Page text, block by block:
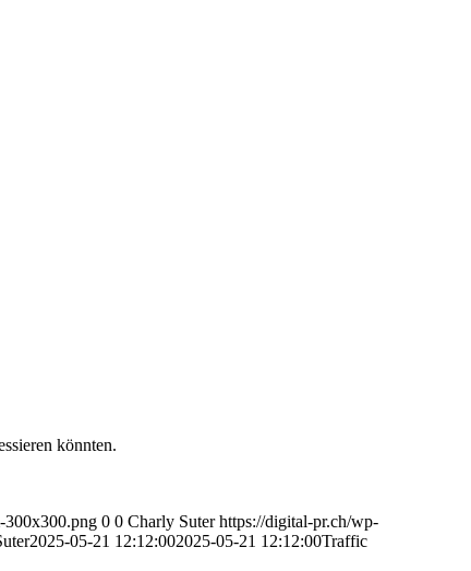
könnten.
300x300.png 0 0 Charly Suter https://digital-pr.ch/wp-
2025-05-21 12:12:002025-05-21 12:12:00Traffic